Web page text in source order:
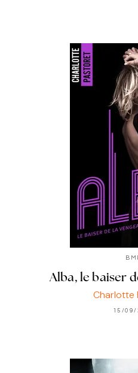
Alba, le baiser
Charlotte
15/09/